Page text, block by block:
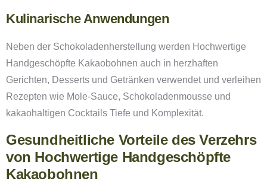
Kulinarische Anwendungen
Neben der Schokoladenherstellung werden Hochwertige
Handgeschöpfte Kakaobohnen auch in herzhaften
Gerichten, Desserts und Getränken verwendet und verleihen
Rezepten wie Mole-Sauce, Schokoladenmousse und
kakaohaltigen Cocktails Tiefe und Komplexität.
Gesundheitliche Vorteile des Verzehrs
von Hochwertige Handgeschöpfte
Kakaobohnen